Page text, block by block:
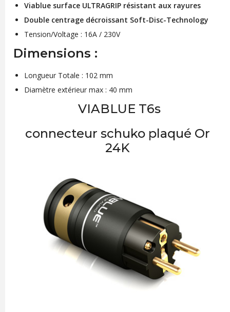
Viablue surface ULTRAGRIP résistant aux rayures
Double centrage décroissant Soft-Disc-Technology
Tension/Voltage : 16A / 230V
Dimensions :
Longueur Totale : 102 mm
Diamètre extérieur max : 40 mm
VIABLUE T6s
connecteur schuko plaqué Or
24K